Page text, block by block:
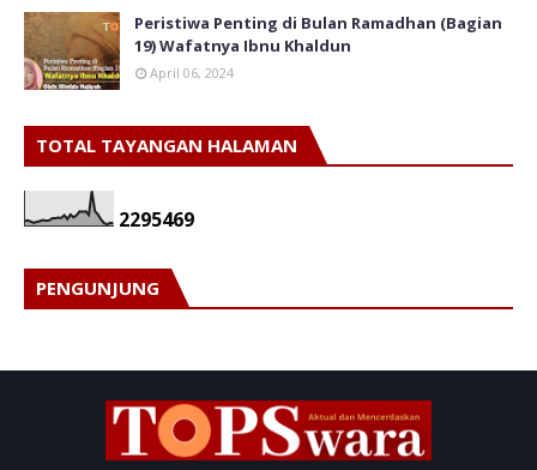
Peristiwa Penting di Bulan Ramadhan (Bagian
19) Wafatnya Ibnu Khaldun
April 06, 2024
TOTAL TAYANGAN HALAMAN
2295469
PENGUNJUNG